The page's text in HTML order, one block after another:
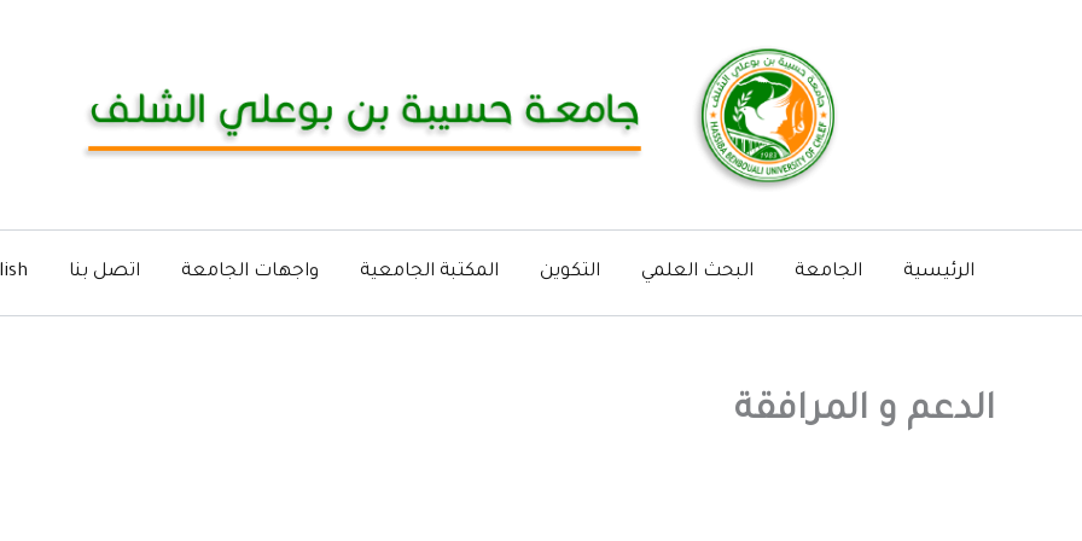
الرئيسية الجامعة البحث العلمي التكوين المكتبة الجامعية واجهات الجامعة اتصل بنا
الدعم و المرافقة